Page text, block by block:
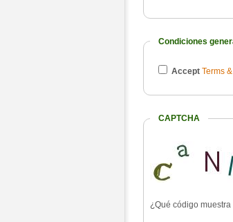
Condiciones
Accept Terms
CAPTCHA
¿Qué código